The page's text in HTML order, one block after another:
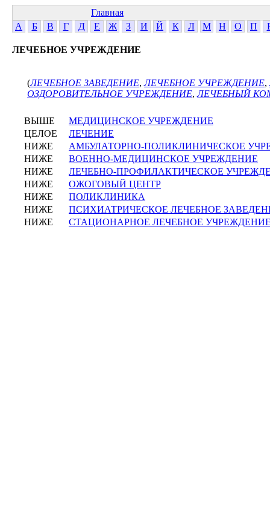
Главная
А
Б В Г Д Е Ж З И Й К Л М Н О П
ЛЕЧЕБНОЕ УЧРЕЖДЕНИЕ
(ЛЕЧЕБНОЕ ЗАВЕДЕНИЕ,ЛЕЧЕБНОЕ УЧРЕЖДЕНИЕ,
ОЗДОРОВИТЕЛЬНОЕ УЧРЕЖДЕНИЕ,ЛЕЧЕБНЫЙ
ВЫШЕ
МЕДИЦИНСКОЕ УЧРЕЖДЕНИЕ
ЦЕЛОЕ
ЛЕЧЕНИЕ
НИЖЕ
АМБУЛАТОРНО-ПОЛИКЛИНИЧЕСКОЕ
НИЖЕ
ВОЕННО-МЕДИЦИНСКОЕ УЧРЕЖДЕНИЕ
НИЖЕ
ЛЕЧЕБНО-ПРОФИЛАКТИЧЕСКОЕ
НИЖЕ
ОЖОГОВЫЙ ЦЕНТР
НИЖЕ
ПОЛИКЛИНИКА
НИЖЕ
ПСИХИАТРИЧЕСКОЕ ЛЕЧЕБНОЕ
НИЖЕ
СТАЦИОНАРНОЕ ЛЕЧЕБНОЕ